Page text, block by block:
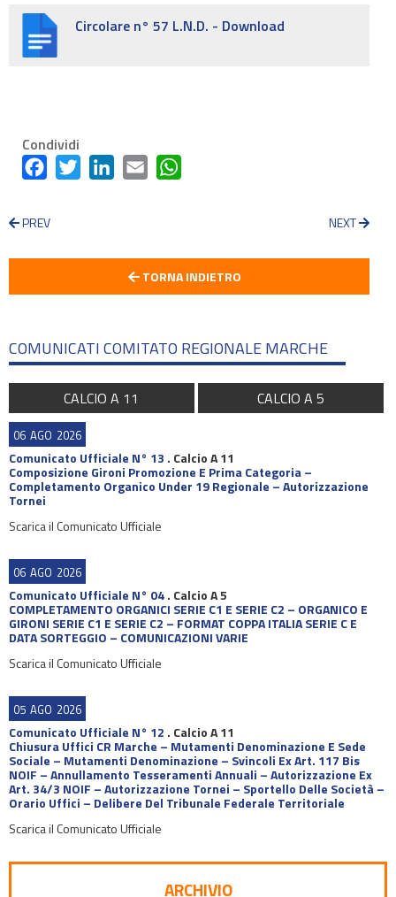
Circolare n° 57 L.N.D. - Download
Condividi
FacebookTwitter LinkedInEmail
PREV NEXT
TORNA INDIETRO
COMUNICATI COMITATO REGIONALE MARCHE
CALCIO A 11 CALCIO A 5
06 AGO 2026
Comunicato Ufficiale N° 13 . Calcio A 11
Composizione Gironi Promozione E Prima Categoria –
Completamento Organico Under 19 Regionale – Autorizzazione
Tornei
Scarica il Comunicato Ufficiale
06 AGO 2026
Comunicato Ufficiale N° 04. Calcio A 5
COMPLETAMENTO ORGANICI SERIE C1 E SERIE C2 – ORGANICO E
GIRONI SERIE C1 E SERIE C2 – FORMAT COPPA ITALIA SERIE C E
DATA SORTEGGIO – COMUNICAZIONI VARIE
Scarica il Comunicato Ufficiale
05 AGO 2026
Comunicato Ufficiale N° 12 . Calcio A 11
Chiusura Uffici CR Marche – Mutamenti Denominazione E Sede
Sociale – Mutamenti Denominazione – Svincoli Ex Art. 117 Bis
NOIF – Annullamento Tesseramenti Annuali – Autorizzazione Ex
Art. 34/3 NOIF – Autorizzazione Tornei – Sportello Delle Società –
Orario Uffici – Delibere Del Tribunale Federale Territoriale
Scarica il Comunicato Ufficiale
ARCHIVIO